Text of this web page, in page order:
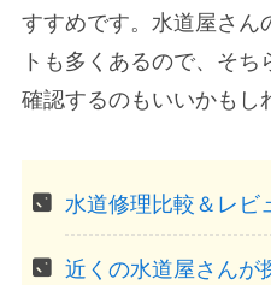
すすめです。水道屋さん
トも多くあるので、そ
確認するのもいいかもし
水道修理比較＆レビ
近くの水道屋さんが